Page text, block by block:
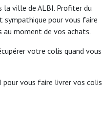
la ville de ALBI. Profiter du
sympathique pour vous faire
moment de vos achats.
votre colis quand vous
pour vous faire livrer vos colis